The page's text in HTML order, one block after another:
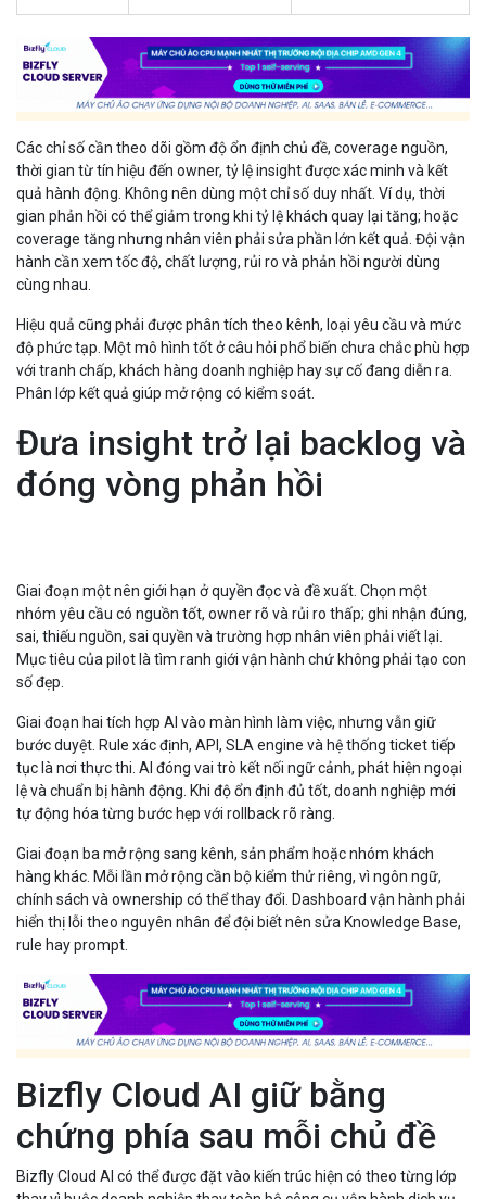
Các chỉ số cần theo dõi gồm độ ổn định chủ đề, coverage nguồn,
thời gian từ tín hiệu đến owner, tỷ lệ insight được xác minh và kết
quả hành động. Không nên dùng một chỉ số duy nhất. Ví dụ, thời
gian phản hồi có thể giảm trong khi tỷ lệ khách quay lại tăng; hoặc
coverage tăng nhưng nhân viên phải sửa phần lớn kết quả. Đội vận
hành cần xem tốc độ, chất lượng, rủi ro và phản hồi người dùng
cùng nhau.
Hiệu quả cũng phải được phân tích theo kênh, loại yêu cầu và mức
độ phức tạp. Một mô hình tốt ở câu hỏi phổ biến chưa chắc phù hợp
với tranh chấp, khách hàng doanh nghiệp hay sự cố đang diễn ra.
Phân lớp kết quả giúp mở rộng có kiểm soát.
Đưa insight trở lại backlog và
đóng vòng phản hồi
Giai đoạn một nên giới hạn ở quyền đọc và đề xuất. Chọn một
nhóm yêu cầu có nguồn tốt, owner rõ và rủi ro thấp; ghi nhận đúng,
sai, thiếu nguồn, sai quyền và trường hợp nhân viên phải viết lại.
Mục tiêu của pilot là tìm ranh giới vận hành chứ không phải tạo con
số đẹp.
Giai đoạn hai tích hợp AI vào màn hình làm việc, nhưng vẫn giữ
bước duyệt. Rule xác định, API, SLA engine và hệ thống ticket tiếp
tục là nơi thực thi. AI đóng vai trò kết nối ngữ cảnh, phát hiện ngoại
lệ và chuẩn bị hành động. Khi độ ổn định đủ tốt, doanh nghiệp mới
tự động hóa từng bước hẹp với rollback rõ ràng.
Giai đoạn ba mở rộng sang kênh, sản phẩm hoặc nhóm khách
hàng khác. Mỗi lần mở rộng cần bộ kiểm thử riêng, vì ngôn ngữ,
chính sách và ownership có thể thay đổi. Dashboard vận hành phải
hiển thị lỗi theo nguyên nhân để đội biết nên sửa Knowledge Base,
rule hay prompt.
Bizfly Cloud AI giữ bằng
chứng phía sau mỗi chủ đề
Bizfly Cloud AI có thể được đặt vào kiến trúc hiện có theo từng lớp